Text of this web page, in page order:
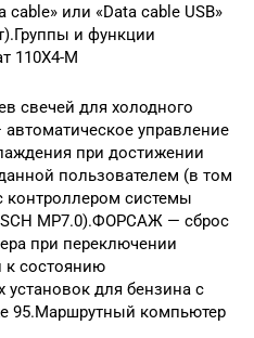
или «Data cable USB»
и функции
110Х4-M
свечей для холодного
управление
при достижении
пользователем (в том
контроллером системы
MP7.0).ФОРСАЖ — сброс
при переключении
к состоянию
установок для бензина с
95.Маршрутный компьютер